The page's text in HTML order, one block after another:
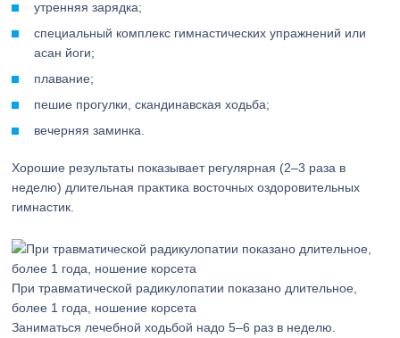
утренняя зарядка;
специальный комплекс гимнастических упражнений или
асан йоги;
плавание;
пешие прогулки, скандинавская ходьба;
вечерняя заминка.
Хорошие результаты показывает регулярная (2–3 раза в
неделю) длительная практика восточных оздоровительных
гимнастик.
При травматической радикулопатии показано длительное,
более 1 года, ношение корсета
Заниматься лечебной ходьбой надо 5–6 раз в неделю.